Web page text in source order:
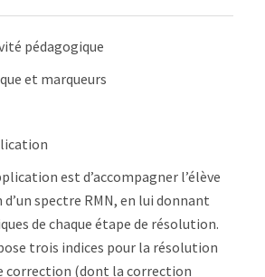
iOS
pédagogique
et marqueurs
est d’accompagner l’élève
spectre RMN, en lui donnant
de chaque étape de résolution.
trois indices pour la résolution
correction (dont la correction